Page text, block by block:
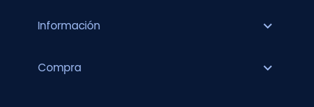
Información expand_more
Compra expand_more